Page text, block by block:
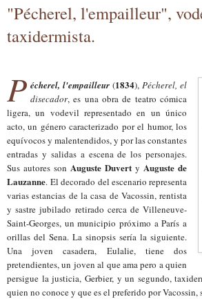
"Pécherel, l'empailleur",
taxidermista.
P écherel, l'empailleur (1834), Pécherel, el
disecador, es una obra de teatro cómica
ligera, un vodevil representado en un único
acto, un género caracterizado por el humor, los
equívocos y malentendidos, y por las constantes
entradas y salidas a escena de los personajes.
Sus autores son Auguste Duvert y Auguste de
Lauzanne.El decorado del escenario representa
varias estancias de la casa de Vacossin, rentista
y sastre jubilado retirado cerca de Villeneuve-
Saint-Georges, un municipio próximo a París a
orillas del Sena. La sinopsis sería la siguiente.
Una joven casadera, Eulalie, tiene dos
pretendientes, un joven al que ama pero a quien
persigue la justicia, Gerbier, y un segundo,
quien no conoce y que es el preferido por Vacossin,